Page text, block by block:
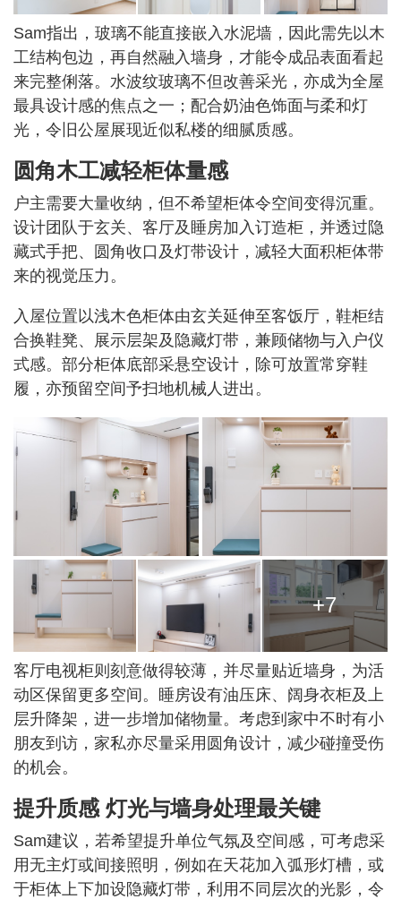
Sam指出，玻璃不能直接嵌入水泥墙，因此需先以木
工结构包边，再自然融入墙身，才能令成品表面看起
来完整俐落。水波纹玻璃不但改善采光，亦成为全屋
最具设计感的焦点之一；配合奶油色饰面与柔和灯
光，令旧公屋展现近似私楼的细腻质感。
圆角木工减轻柜体量感
户主需要大量收纳，但不希望柜体令空间变得沉重。
设计团队于玄关、客厅及睡房加入订造柜，并透过隐
藏式手把、圆角收口及灯带设计，减轻大面积柜体带
来的视觉压力。
入屋位置以浅木色柜体由玄关延伸至客饭厅，鞋柜结
合换鞋凳、展示层架及隐藏灯带，兼顾储物与入户仪
式感。部分柜体底部采悬空设计，除可放置常穿鞋
履，亦预留空间予扫地机械人进出。
+7
客厅电视柜则刻意做得较薄，并尽量贴近墙身，为活
动区保留更多空间。睡房设有油压床、阔身衣柜及上
层升降架，进一步增加储物量。考虑到家中不时有小
朋友到访，家私亦尽量采用圆角设计，减少碰撞受伤
的机会。
提升质感 灯光与墙身处理最关键
Sam建议，若希望提升单位气氛及空间感，可考虑采
用无主灯或间接照明，例如在天花加入弧形灯槽，或
于柜体上下加设隐藏灯带，利用不同层次的光影，令